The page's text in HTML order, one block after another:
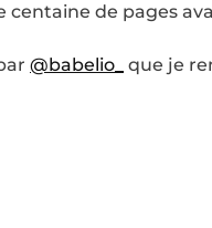
centaine de pages
@babelio_
que je